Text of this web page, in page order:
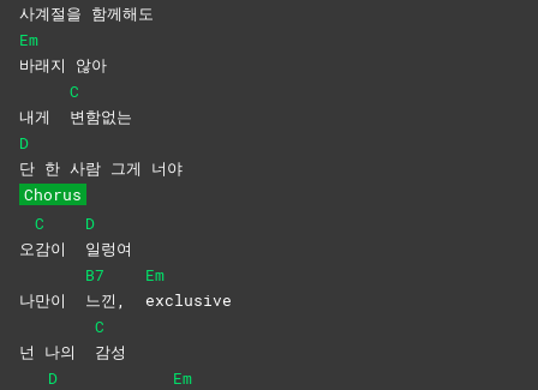
사계절을 함께해도
Em
바래지 않아
내게
C
변함없는
D
단 한 사람 그게 너야
Chorus
오
C
감이
D
일렁여
나만이
B7
느낀,
Em
exclusive
넌 나의
C
감성
D
Em